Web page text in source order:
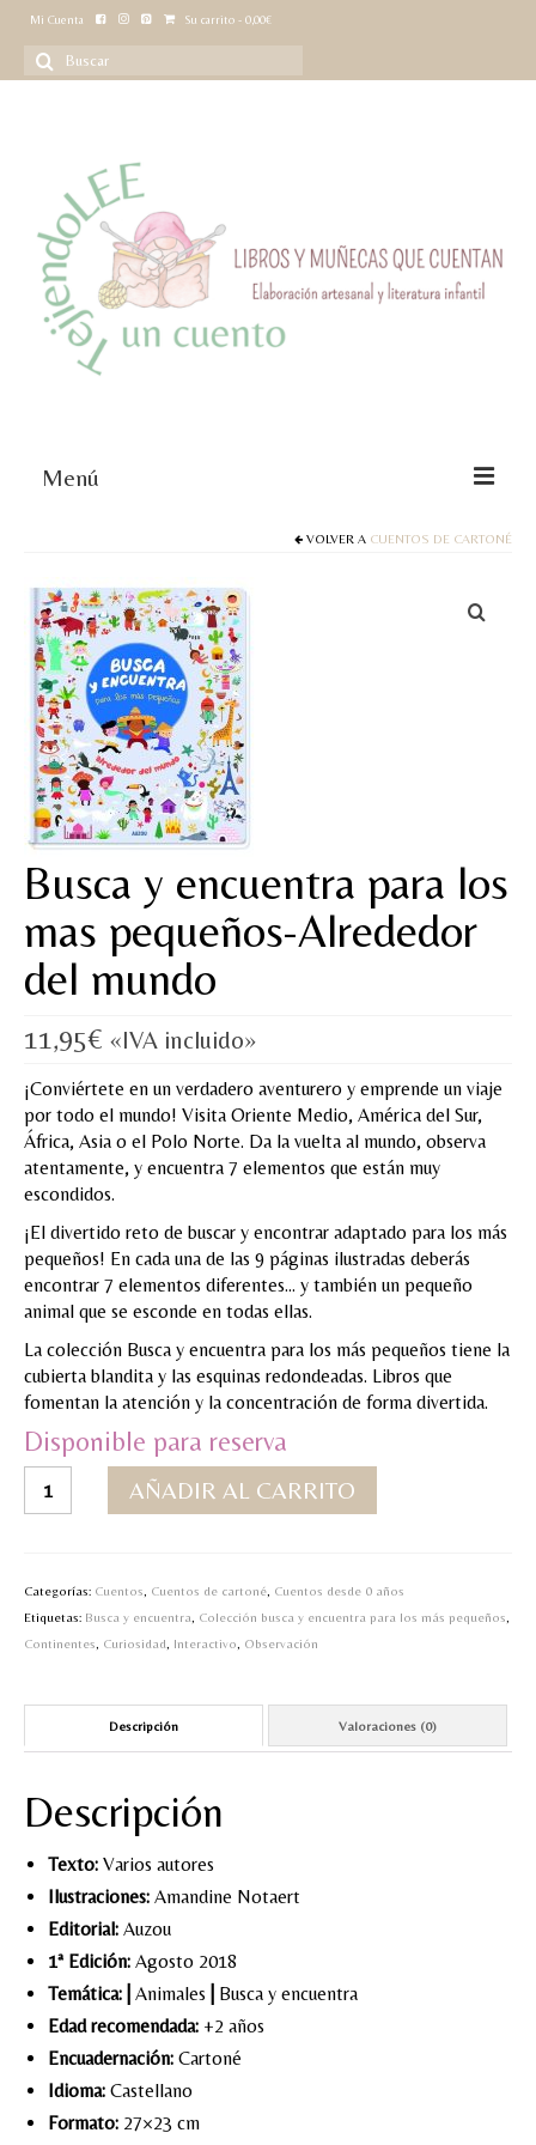
Mi Cuenta Su carrito - 0,00€
Buscar
por:
Menú
Juegos y puzles
Materiales de juego
Artesanía Waldorf
Hecho a mano
Tote bag
Papelería
TIENDA
¿QUIÉN SOY?
BLOG
MI CUENTA
Valoraciones y opiniones de TejiendoLEE un
cuento
VOLVER A CUENTOS DE CARTONÉ
Busca y encuentra para los
mas pequeños-Alrededor
del mundo
11,95€ «IVA incluido»
¡Conviértete en un verdadero aventurero y emprende un viaje
por todo el mundo! Visita Oriente Medio, América del Sur,
África, Asia o el Polo Norte. Da la vuelta al mundo, observa
atentamente, y encuentra 7 elementos que están muy
escondidos.
¡El divertido reto de buscar y encontrar adaptado para los más
pequeños! En cada una de las 9 páginas ilustradas deberás
encontrar 7 elementos diferentes… y también un pequeño
animal que se esconde en todas ellas.
La colección Busca y encuentra para los más pequeños tiene la
cubierta blandita y las esquinas redondeadas. Libros que
fomentan la atención y la concentración de forma divertida.
Disponible para reserva
los
mas
pequeños-
cantidad
AÑADIR AL CARRITO
Categorías: Cuentos Cuentos de cartoné Cuentos desde 0 años
Etiquetas: Busca y encuentra Colección busca y encuentra para los más pequeños
Continentes
Curiosidad Interactivo Observación
Descripción Valoraciones (0)
Descripción
Texto: Varios autores
Ilustraciones: Amandine Notaert
Editorial: Auzou
1ª Edición: Agosto 2018
Temática: Animales
Busca y encuentra
Edad recomendada: +2 años
Encuadernación: Cartoné
Idioma: Castellano
Formato: 27×23 cm